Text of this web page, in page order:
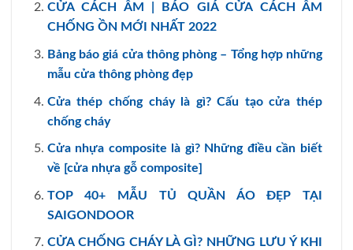
CỬA CÁCH ÂM | BÁO GIÁ CỬA CÁCH ÂM
CHỐNG ỒN MỚI NHẤT 2022
Bảng báo giá cửa thông phòng – Tổng hợp những
mẫu cửa thông phòng đẹp
Cửa thép chống cháy là gì? Cấu tạo cửa thép
chống cháy
Cửa nhựa composite là gì? Những điều cần biết
về [cửa nhựa gỗ composite]
TOP 40+ MẪU TỦ QUẦN ÁO ĐẸP TẠI
SAIGONDOOR
CỬA CHỐNG CHÁY LÀ GÌ? NHỮNG LƯU Ý KHI